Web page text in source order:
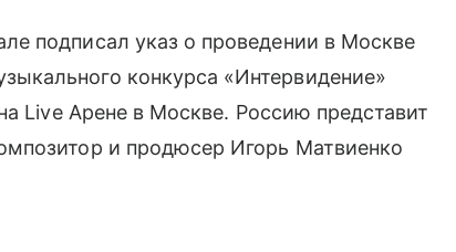
подписал указ о проведении в Москве
конкурса «Интервидение»
Live Арене в Москве. Россию представит
и продюсер Игорь Матвиенко